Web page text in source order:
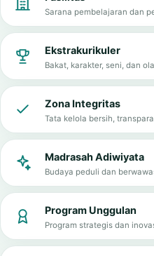
Sarana pembelajaran dan
Ekstrakurikuler
Bakat, karakter, seni, dan
Zona Integritas
Tata kelola bersih,
Madrasah Adiwiyata
Budaya peduli dan
Program Unggulan
Program strategis dan